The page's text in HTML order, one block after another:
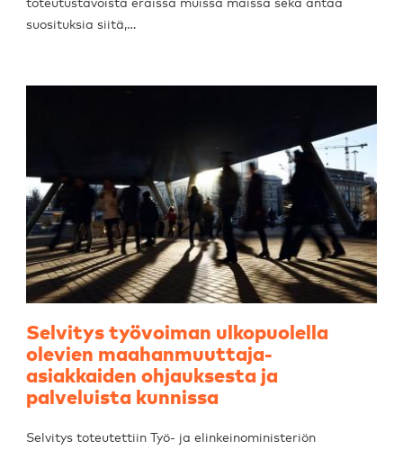
toteutustavoista eräissä muissa maissa sekä antaa
suosituksia siitä,…
Selvitys työvoiman ulkopuolella
olevien maahanmuuttaja-
asiakkaiden ohjauksesta ja
palveluista kunnissa
Selvitys toteutettiin Työ- ja elinkeinoministeriön